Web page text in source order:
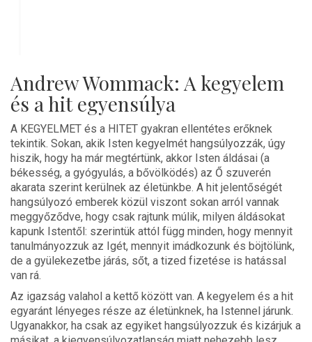
Andrew Wommack: A kegyelem
és a hit egyensúlya
A KEGYELMET és a HITET gyakran ellentétes erőknek
tekintik. Sokan, akik Isten kegyelmét hangsúlyozzák, úgy
hiszik, hogy ha már megtértünk, akkor Isten áldásai (a
békesség, a gyógyulás, a bővölködés) az Ő szuverén
akarata szerint kerülnek az életünkbe. A hit jelentőségét
hangsúlyozó emberek közül viszont sokan arról vannak
meggyőződve, hogy csak rajtunk múlik, milyen áldásokat
kapunk Istentől: szerintük attól függ minden, hogy mennyit
tanulmányozzuk az Igét, mennyit imádkozunk és böjtölünk,
de a gyülekezetbe járás, sőt, a tized fizetése is hatással
van rá.
Az igazság valahol a kettő között van. A kegyelem és a hit
egyaránt lényeges része az életünknek, ha Istennel járunk.
Ugyanakkor, ha csak az egyiket hangsúlyozzuk és kizárjuk a